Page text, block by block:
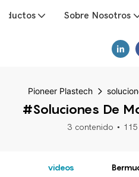
Sobre Nosotros
Pioneer Plastech
#soluciones De
3 contenido
videos